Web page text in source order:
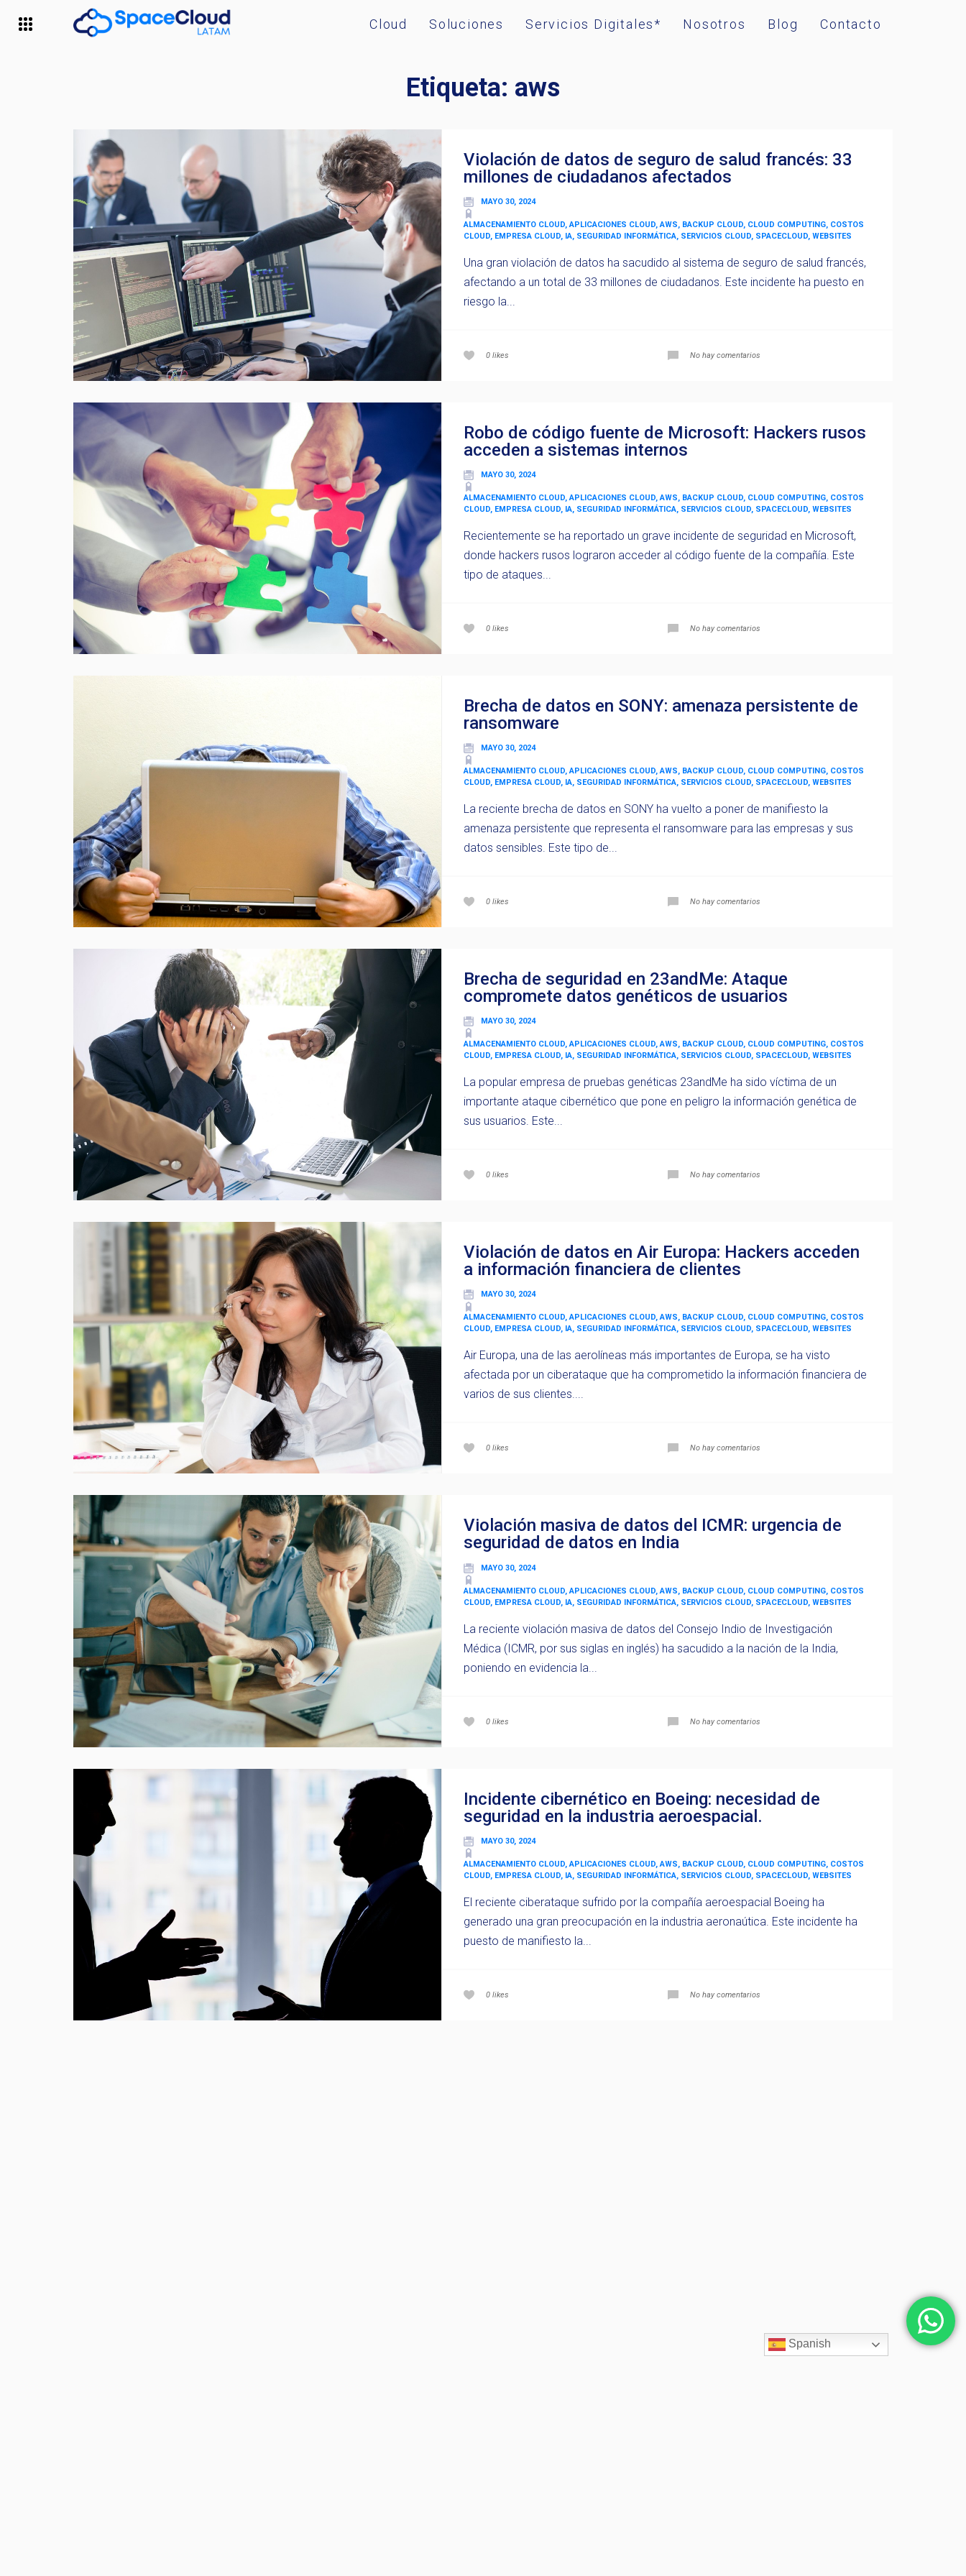
Cloud Soluciones Servicios Digitales* Nosotros Blog Contacto
Etiqueta: aws
Violación de datos de seguro de salud francés: 33
millones de ciudadanos afectados
MAYO 30, 2024
ALMACENAMIENTO CLOUD, APLICACIONES CLOUD, AWS, BACKUP CLOUD, CLOUD COMPUTING, COSTOS
CLOUD, EMPRESA CLOUD, IA, SEGURIDAD INFORMÁTICA, SERVICIOS CLOUD, SPACECLOUD, WEBSITES
Una gran violación de datos ha sacudido al sistema de seguro de salud francés,
afectando a un total de 33 millones de ciudadanos. Este incidente ha puesto en
riesgo la...
0 likes No hay comentarios
Robo de código fuente de Microsoft: Hackers rusos
acceden a sistemas internos
MAYO 30, 2024
ALMACENAMIENTO CLOUD, APLICACIONES CLOUD, AWS, BACKUP CLOUD, CLOUD COMPUTING, COSTOS
CLOUD, EMPRESA CLOUD, IA, SEGURIDAD INFORMÁTICA, SERVICIOS CLOUD, SPACECLOUD, WEBSITES
Recientemente se ha reportado un grave incidente de seguridad en Microsoft,
donde hackers rusos lograron acceder al código fuente de la compañía. Este
tipo de ataques...
0 likes No hay comentarios
Brecha de datos en SONY: amenaza persistente de
ransomware
MAYO 30, 2024
ALMACENAMIENTO CLOUD, APLICACIONES CLOUD, AWS, BACKUP CLOUD, CLOUD COMPUTING, COSTOS
CLOUD, EMPRESA CLOUD, IA, SEGURIDAD INFORMÁTICA, SERVICIOS CLOUD, SPACECLOUD, WEBSITES
La reciente brecha de datos en SONY ha vuelto a poner de manifiesto la
amenaza persistente que representa el ransomware para las empresas y sus
datos sensibles. Este tipo de...
0 likes No hay comentarios
Brecha de seguridad en 23andMe: Ataque
compromete datos genéticos de usuarios
MAYO 30, 2024
ALMACENAMIENTO CLOUD, APLICACIONES CLOUD, AWS, BACKUP CLOUD, CLOUD COMPUTING, COSTOS
CLOUD, EMPRESA CLOUD, IA, SEGURIDAD INFORMÁTICA, SERVICIOS CLOUD, SPACECLOUD, WEBSITES
La popular empresa de pruebas genéticas 23andMe ha sido víctima de un
importante ataque cibernético que pone en peligro la información genética de
sus usuarios. Este...
0 likes No hay comentarios
Violación de datos en Air Europa: Hackers acceden
a información financiera de clientes
MAYO 30, 2024
ALMACENAMIENTO CLOUD, APLICACIONES CLOUD, AWS, BACKUP CLOUD, CLOUD COMPUTING, COSTOS
CLOUD, EMPRESA CLOUD, IA, SEGURIDAD INFORMÁTICA, SERVICIOS CLOUD, SPACECLOUD, WEBSITES
Air Europa, una de las aerolíneas más importantes de Europa, se ha visto
afectada por un ciberataque que ha comprometido la información financiera de
varios de sus clientes....
0 likes No hay comentarios
Violación masiva de datos del ICMR: urgencia de
seguridad de datos en India
MAYO 30, 2024
ALMACENAMIENTO CLOUD, APLICACIONES CLOUD, AWS, BACKUP CLOUD, CLOUD COMPUTING, COSTOS
CLOUD, EMPRESA CLOUD, IA, SEGURIDAD INFORMÁTICA, SERVICIOS CLOUD, SPACECLOUD, WEBSITES
La reciente violación masiva de datos del Consejo Indio de Investigación
Médica (ICMR, por sus siglas en inglés) ha sacudido a la nación de la India,
poniendo en evidencia la...
0 likes No hay comentarios
Incidente cibernético en Boeing: necesidad de
seguridad en la industria aeroespacial.
MAYO 30, 2024
ALMACENAMIENTO CLOUD, APLICACIONES CLOUD, AWS, BACKUP CLOUD, CLOUD COMPUTING, COSTOS
CLOUD, EMPRESA CLOUD, IA, SEGURIDAD INFORMÁTICA, SERVICIOS CLOUD, SPACECLOUD, WEBSITES
El reciente ciberataque sufrido por la compañía aeroespacial Boeing ha
generado una gran preocupación en la industria aeronaútica. Este incidente ha
puesto de manifiesto la...
0 likes No hay comentarios
Spanish